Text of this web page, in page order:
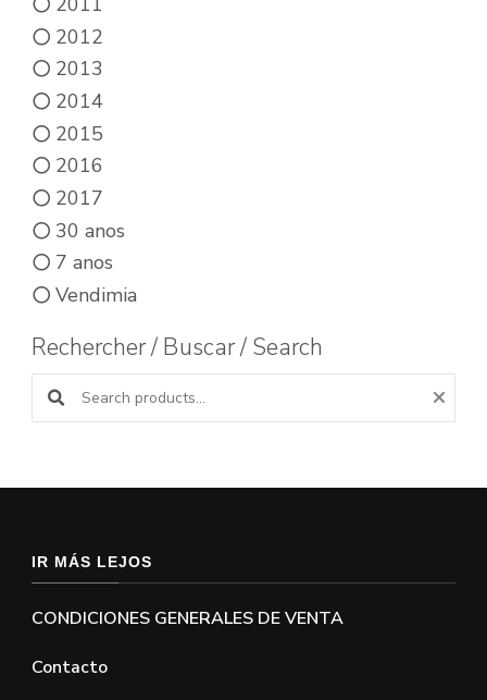
2012
2013
2014
2015
2016
2017
30 anos
7 anos
Vendimia
Rechercher / Buscar / Search
Buscar productos:
IR MÁS LEJOS
CONDICIONES GENERALES DE VENTA
Contacto